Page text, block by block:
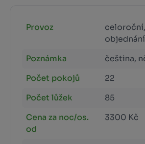
Provoz
objednání
Poznámka
čeština,
Počet pokojů
22
Počet lůžek
85
Cena za noc/os.
od
3300 Kč